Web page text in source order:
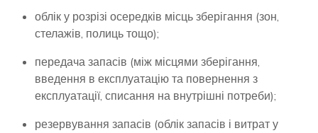
облік у розрізі осередків місць зберігання (зон,
стелажів, полиць тощо);
передача запасів (між місцями зберігання,
введення в експлуатацію та повернення з
експлуатації, списання на внутрішні потреби);
резервування запасів (облік запасів і витрат у